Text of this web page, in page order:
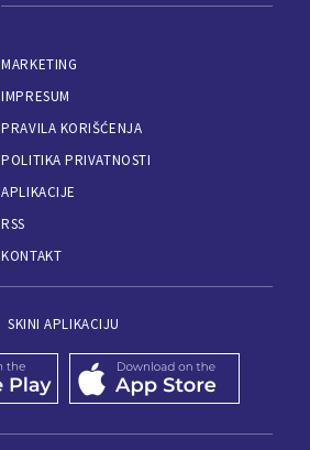
MARKETING
IMPRESUM
PRAVILA KORIŠĆENJA
POLITIKA PRIVATNOSTI
APLIKACIJE
RSS
KONTAKT
SKINI APLIKACIJU